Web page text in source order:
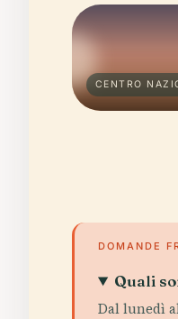
CENTRO
DOMANDE
Quali
Dal lunedì